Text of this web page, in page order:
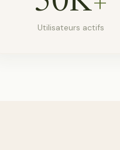
Utilisateurs actifs